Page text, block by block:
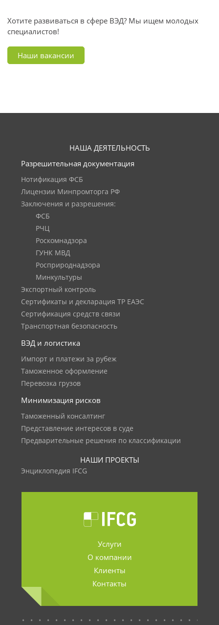
Хотите развиваться в сфере ВЭД? Мы ищем молодых
специалистов!
Наши вакансии
НАША ДЕЯТЕЛЬНОСТЬ
Разрешительная документация
Нотификация ФСБ
Лицензии Минпромторга РФ
Заключения и разрешения:
ФСБ
РЧЦ
Роскомнадзора
ГУНК МВД
Росприроднадзора
Минкультуры
Экспортный контроль
Сертификаты и декларация ТР ЕАЭС
Сертификация средств связи
Транспортная безопасность
ВЭД и логистика
Импорт и платежи за рубеж
Таможенное оформление
Перевозка грузов
Минимизация рисков
Таможенный консалтинг
Представление интересов в суде
Предварительные решения по классификации
НАШИ ПРОЕКТЫ
Энциклопедия IFCG
Услуги
О компании
Клиенты
Контакты